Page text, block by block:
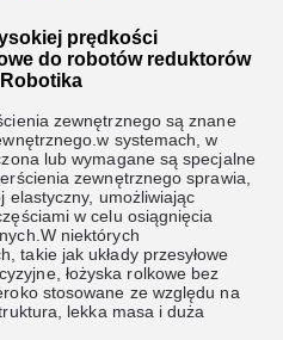
prędkości
do robotów reduktorów
Robotika
zewnętrznego są znane
systemach, w
lub wymagane są specjalne
zewnętrznego sprawia,
elastyczny, umożliwiając
w celu osiągnięcia
niektórych
takie jak układy przesyłowe
łożyska rolkowe bez
stosowane ze względu na
lekka masa i duża